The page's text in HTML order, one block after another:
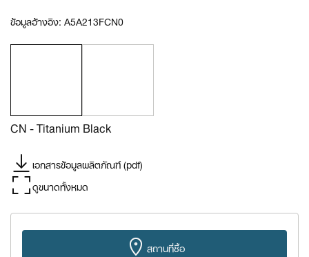
ข้อมูลอ้างอิง:A5A213FCN0
CN - Titanium Black
เอกสารข้อมูลผลิตภัณฑ์ (pdf)
ดูขนาดทั้งหมด
สถานที่ซื้อ